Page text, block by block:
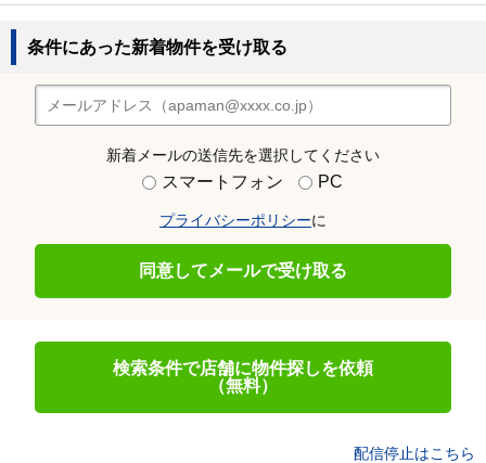
条件にあった新着物件を受け取る
新着メールの送信先を選択してください
スマートフォン PC
プライバシーポリシーに
同意してメールで受け取る
検索条件で店舗に物件探しを依頼
（無料）
配信停止はこちら